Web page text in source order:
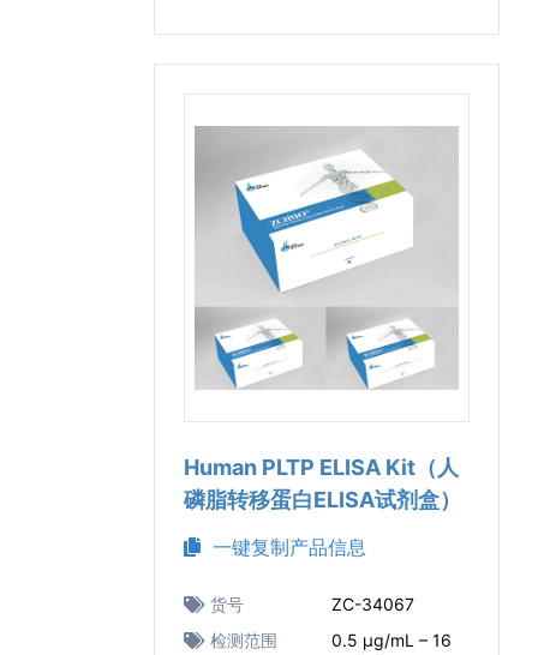
Human PLTP ELISA Kit（人
磷脂转移蛋白ELISA试剂盒）
一键复制产品信息
货号
ZC-34067
检测范围
0.5 μg/mL – 16